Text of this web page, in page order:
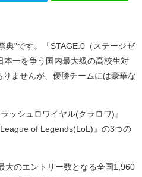
典”です。「STAGE:0（ステージゼ
本一を争う国内最大級の高校生対
ませんが、優勝チームには豪華な
ッシュロワイヤル(クラロワ)』
of Legends(LoL)』の3つの
大のエントリー数となる全国1,960